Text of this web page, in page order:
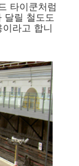
타이쿤처럼
달릴 철도도
라고 합니